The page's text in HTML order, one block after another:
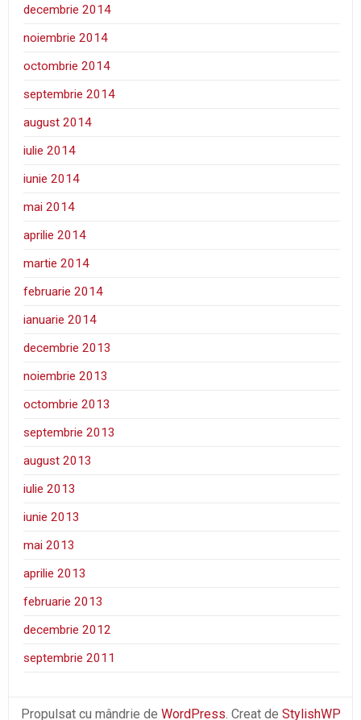
decembrie 2014
noiembrie 2014
octombrie 2014
septembrie 2014
august 2014
iulie 2014
iunie 2014
mai 2014
aprilie 2014
martie 2014
februarie 2014
ianuarie 2014
decembrie 2013
noiembrie 2013
octombrie 2013
septembrie 2013
august 2013
iulie 2013
iunie 2013
mai 2013
aprilie 2013
februarie 2013
decembrie 2012
septembrie 2011
Propulsat cu mândrie de WordPress. Creat de StylishWP